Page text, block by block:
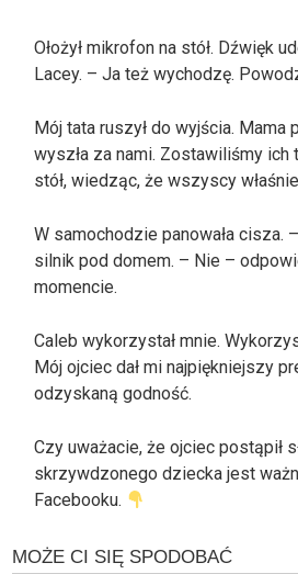
Ołożył mikrofon na stół. Dźwięk
Lacey. – Ja też wychodzę.
Mój tata ruszył do wyjścia. Mama
wyszła za nami. Zostawiliśmy ich
stół, wiedząc, że wszyscy
W samochodzie panowała
silnik pod domem. – Nie –
momencie.
Caleb wykorzystał mnie.
Mój ojciec dał mi najpiękniejszy
odzyskaną godność.
Czy uważacie, że ojciec postąpił
skrzywdzonego dziecka jest
Facebooku.